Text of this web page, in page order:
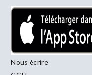
Nous écrire